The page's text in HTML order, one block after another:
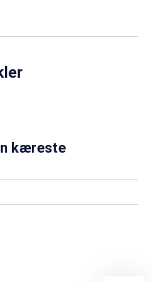
kæreste